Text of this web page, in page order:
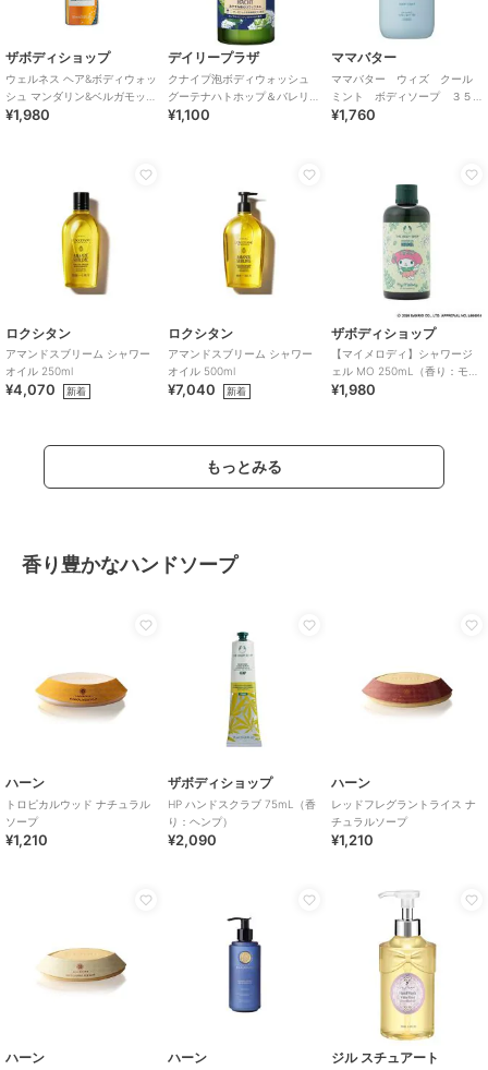
ザボディショップ
ウェルネス ヘア&ボディウォッ
シュ マンダリン&ベルガモット
200mL
¥1,980
デイリープラザ
クナイプ泡ボディウォッシュ
グーテナハトホップ＆バレリ
アンの香り４５０ｇ
¥1,100
ママバター
ママバター ウィズ クール
ミント ボディソープ ３５
０ｍｌ
¥1,760
ロクシタン
アマンドスブリーム シャワー
オイル 250ml
¥4,070 新着
ロクシタン
アマンドスブリーム シャワー
オイル 500ml
¥7,040 新着
ザボディショップ
【マイメロディ】シャワージ
ェル MO 250mL（香り：モリ
ンガ）
¥1,980
もっとみる
香り豊かなハンドソープ
ハーン
トロピカルウッド ナチュラル
ソープ
¥1,210
ザボディショップ
HP ハンドスクラブ 75mL（香
り：ヘンプ）
¥2,090
ハーン
レッドフレグラントライス ナ
チュラルソープ
¥1,210
ハーン ハーン ジル スチュアート